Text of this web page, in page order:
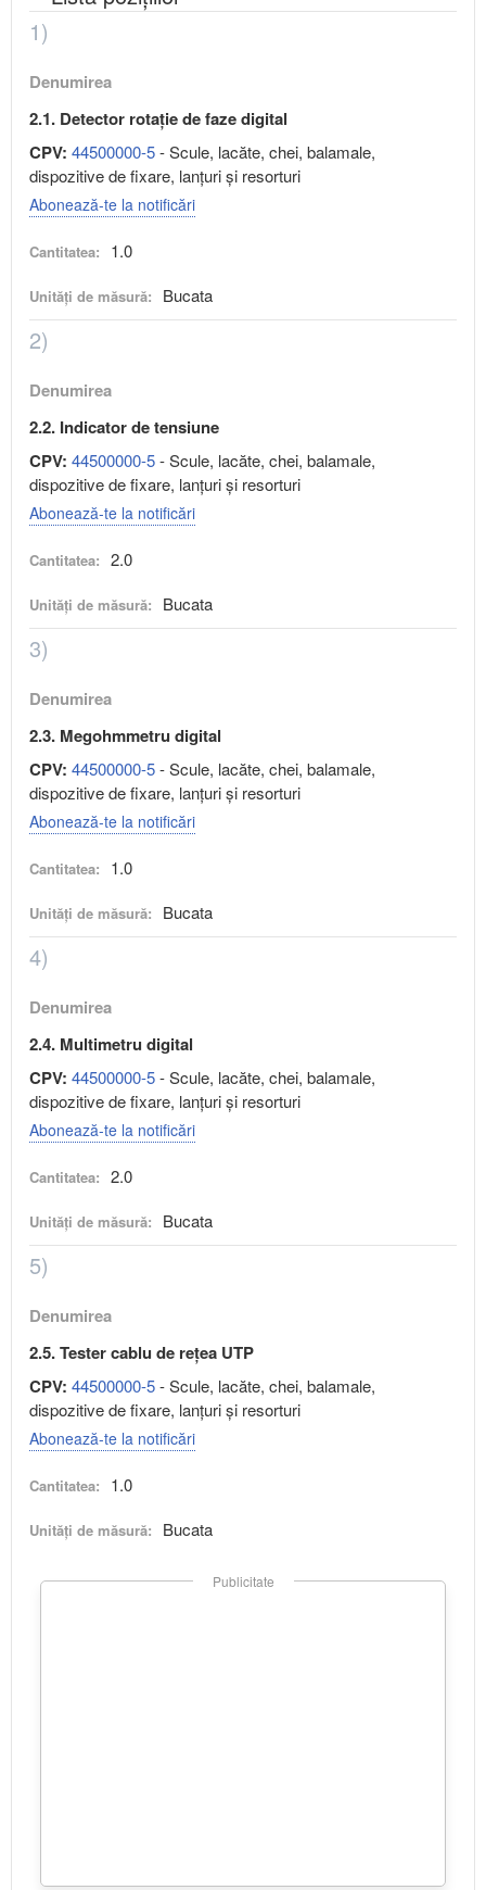
1)
Denumirea
2.1. Detector rotație de faze digital
CPV: 44500000-5- Scule, lacăte, chei, balamale,
dispozitive de fixare, lanţuri şi resorturi
Abonează-te la notificări
Cantitatea: 1.0
Unități de măsură: Bucata
2)
Denumirea
2.2. Indicator de tensiune
CPV: 44500000-5- Scule, lacăte, chei, balamale,
dispozitive de fixare, lanţuri şi resorturi
Abonează-te la notificări
Cantitatea: 2.0
Unități de măsură: Bucata
3)
Denumirea
2.3. Megohmmetru digital
CPV: 44500000-5- Scule, lacăte, chei, balamale,
dispozitive de fixare, lanţuri şi resorturi
Abonează-te la notificări
Cantitatea: 1.0
Unități de măsură: Bucata
4)
Denumirea
2.4. Multimetru digital
CPV: 44500000-5- Scule, lacăte, chei, balamale,
dispozitive de fixare, lanţuri şi resorturi
Abonează-te la notificări
Cantitatea: 2.0
Unități de măsură: Bucata
5)
Denumirea
2.5. Tester cablu de rețea UTP
CPV: 44500000-5- Scule, lacăte, chei, balamale,
dispozitive de fixare, lanţuri şi resorturi
Abonează-te la notificări
Cantitatea: 1.0
Unități de măsură: Bucata
Publicitate